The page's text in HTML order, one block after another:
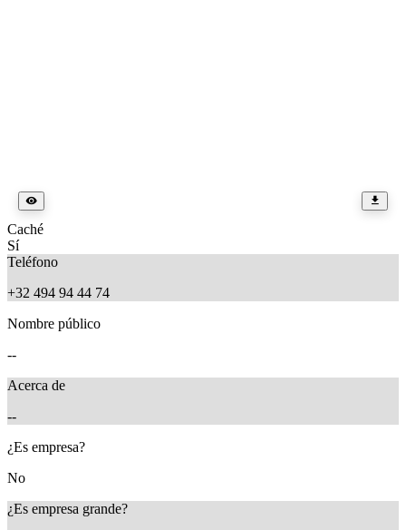
Caché
Sí
Teléfono
+32 494 94 44 74
Nombre público
--
Acerca de
--
¿Es empresa?
No
¿Es empresa grande?